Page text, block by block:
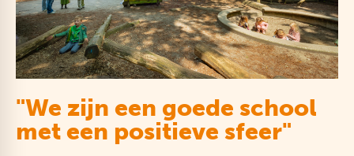
"We zijn een goede school
met een positieve sfeer"